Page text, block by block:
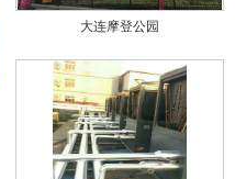
大连摩登公园